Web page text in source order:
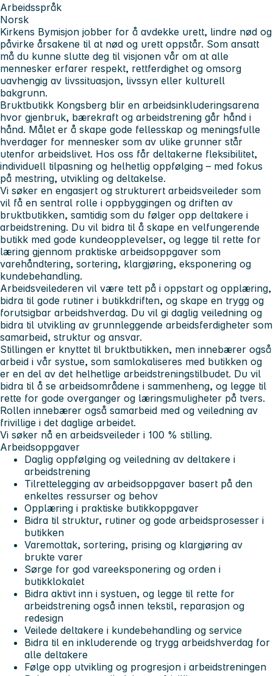
Arbeidsspråk
Norsk
Kirkens Bymisjon jobber for å avdekke urett, lindre nød og
påvirke årsakene til at nød og urett oppstår. Som ansatt
må du kunne slutte deg til visjonen vår om at alle
mennesker erfarer respekt, rettferdighet og omsorg
uavhengig av livssituasjon, livssyn eller kulturell
bakgrunn.
Bruktbutikk Kongsberg blir en arbeidsinkluderingsarena
hvor gjenbruk, bærekraft og arbeidstrening går hånd i
hånd. Målet er å skape gode fellesskap og meningsfulle
hverdager for mennesker som av ulike grunner står
utenfor arbeidslivet. Hos oss får deltakerne fleksibilitet,
individuell tilpasning og helhetlig oppfølging – med fokus
på mestring, utvikling og deltakelse.
Vi søker en engasjert og strukturert arbeidsveileder som
vil få en sentral rolle i oppbyggingen og driften av
bruktbutikken, samtidig som du følger opp deltakere i
arbeidstrening. Du vil bidra til å skape en velfungerende
butikk med gode kundeopplevelser, og legge til rette for
læring gjennom praktiske arbeidsoppgaver som
varehåndtering, sortering, klargjøring, eksponering og
kundebehandling.
Arbeidsveilederen vil være tett på i oppstart og opplæring,
bidra til gode rutiner i butikkdriften, og skape en trygg og
forutsigbar arbeidshverdag. Du vil gi daglig veiledning og
bidra til utvikling av grunnleggende arbeidsferdigheter som
samarbeid, struktur og ansvar.
Stillingen er knyttet til bruktbutikken, men innebærer også
arbeid i vår systue, som samlokaliseres med butikken og
er en del av det helhetlige arbeidstreningstilbudet. Du vil
bidra til å se arbeidsområdene i sammenheng, og legge til
rette for gode overganger og læringsmuligheter på tvers.
Rollen innebærer også samarbeid med og veiledning av
frivillige i det daglige arbeidet.
Vi søker nå en arbeidsveileder i 100 % stilling.
Arbeidsoppgaver
Daglig oppfølging og veiledning av deltakere i
arbeidstrening
Tilrettelegging av arbeidsoppgaver basert på den
enkeltes ressurser og behov
Opplæring i praktiske butikkoppgaver
Bidra til struktur, rutiner og gode arbeidsprosesser i
butikken
Varemottak, sortering, prising og klargjøring av
brukte varer
Sørge for god vareeksponering og orden i
butikklokalet
Bidra aktivt inn i systuen, og legge til rette for
arbeidstrening også innen tekstil, reparasjon og
redesign
Veilede deltakere i kundebehandling og service
Bidra til en inkluderende og trygg arbeidshverdag for
alle deltakere
Følge opp utvikling og progresjon i arbeidstreningen